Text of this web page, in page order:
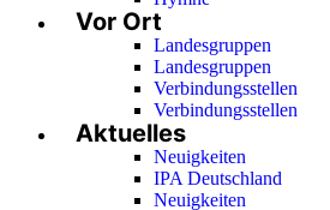
Vor Ort
Landesgruppen
Landesgruppen
Verbindungsstellen
Verbindungsstellen
Aktuelles
Neuigkeiten
IPA Deutschland
Neuigkeiten